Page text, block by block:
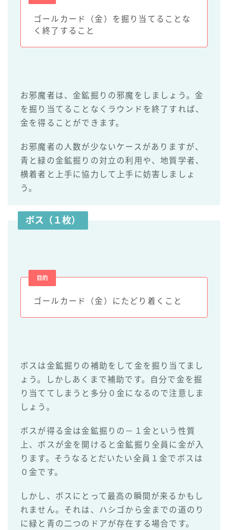
ゴールカード（金）を掘り当てることな
く終了すること
お邪魔者は、金鉱掘りの邪魔をしましょう。金
を掘り当てることなくラウンドを終了すれば、
金を得ることができます。
お邪魔者の人数が少ないケースがありますが、
青と緑の金鉱掘りの対立の利用や、地質学者、
横着者と上手に協力して上手に妨害しましょ
う。
ボス（１枚）
目的
ゴールカード（金）にたどり着くこと
ボスは金鉱掘りの補助をして金を掘り当てまし
ょう。しかしあくまで補助です。自分で金を掘
り当ててしまうと多分０金になるので注意しま
しょう。
ボスが得る金は金鉱掘りの－１金という性質
上、ボスが金を開けると金鉱掘り全員に金が入
ります。そうなるとだいたい全員１金でボスは
０金です。
しかし、ボスにとって最高の瞬間が来るかもし
れません。それは、ハシゴから金までの道のり
に緑と青の二つのドアが存在する場合です。